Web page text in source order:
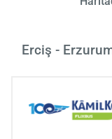
Erciş -